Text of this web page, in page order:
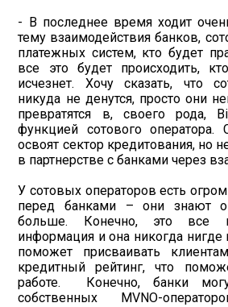
- В последнее время ходит
тему взаимодействия банков,
платежных систем, кто будет
все это будет происходить,
исчезнет. Хочу сказать, что
никуда не денутся, просто они
превратятся в, своего рода,
функцией сотового оператора.
освоят сектор кредитования, но
в партнерстве с банками через
У сотовых операторов есть
перед банками – они знают о
больше. Конечно, это все
информация и она никогда нигде
поможет присваивать
кредитный рейтинг, что
работе. Конечно, банки
собственных MVNO-